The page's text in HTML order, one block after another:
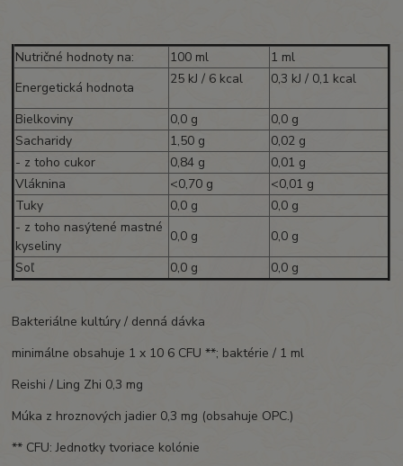
Nutričné hodnoty na: 100 ml
1 ml
Energetická hodnota
25 kJ / 6 kcal 0,3 kJ / 0,1 kcal
Bielkoviny 0,0 g
0,0 g
Sacharidy
1,50 g
0,02 g
- z toho cukor
0,84 g
0,01 g
Vláknina
<0,70 g
<0,01 g
Tuky
0,0 g
0,0 g
- z toho nasýtené mastné
kyseliny
0,0 g
0,0 g
Soľ
0,0 g 0,0 g
Bakteriálne kultúry / denná dávka
minimálne obsahuje 1 x 10 6 CFU **; baktérie / 1 ml
Reishi / Ling Zhi 0,3 mg
Múka z hroznových jadier 0,3 mg (obsahuje OPC.)
** CFU: Jednotky tvoriace kolónie